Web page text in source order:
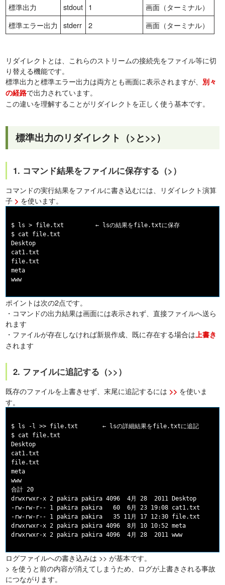
標準出力 stdout 1
画面（ターミナル）
標準エラー出力
stderr 2 画面（ターミナル）
リダイレクトとは、これらのストリームの接続先をファイル等に切
り替える機能です。
標準出力と標準エラー出力は両方とも画面に表示されますが、 別々
の経路で出力されています。
この違いを理解することがリダイレクトを正しく使う基本です。
標準出力のリダイレクト（>と>>）
1. コマンド結果をファイルに保存する（>）
コマンドの実行結果をファイルに書き込むには、リダイレクト演算
子 > を使います。
$ ls > file.txt         ← lsの結果をfile.txtに保存
$ cat file.txt
Desktop
cat1.txt
file.txt
meta
www
ポイントは次の2点です。
・コマンドの出力結果は画面には表示されず、直接ファイルへ送ら
れます
・ファイルが存在しなければ新規作成、既に存在する場合は上書き
されます
2. ファイルに追記する（>>）
既存のファイルを上書きせず、末尾に追記するには >> を使いま
す。
$ ls -l >> file.txt       ← lsの詳細結果をfile.txtに追記
$ cat file.txt
Desktop
cat1.txt
file.txt
meta
www
合計 20
drwxrwxr-x 2 pakira pakira 4096  4月 28  2011 Desktop
-rw-rw-r-- 1 pakira pakira   60  6月 23 19:08 cat1.txt
-rw-rw-r-- 1 pakira pakira   35 11月 17 12:30 file.txt
drwxrwxr-x 2 pakira pakira 4096  8月 10 10:52 meta
drwxrwxr-x 2 pakira pakira 4096  4月 28  2011 www
ログファイルへの書き込みは >> が基本です。
> を使うと前の内容が消えてしまうため、ログが上書きされる事故
につながります。